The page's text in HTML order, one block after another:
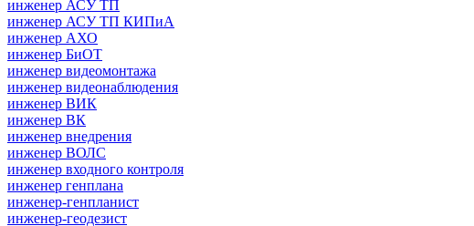
инженер АСУ ТП
инженер АСУ ТП КИПиА
инженер АХО
инженер БиОТ
инженер видеомонтажа
инженер видеонаблюдения
инженер ВИК
инженер ВК
инженер внедрения
инженер ВОЛС
инженер входного контроля
инженер генплана
инженер-генпланист
инженер-геодезист